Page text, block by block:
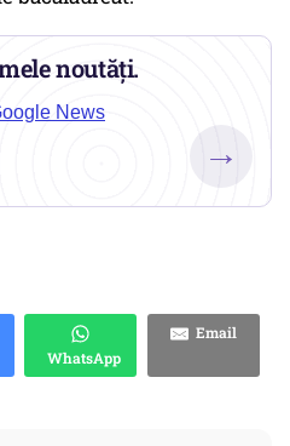
noutăți.
News
→
WhatsApp
Email